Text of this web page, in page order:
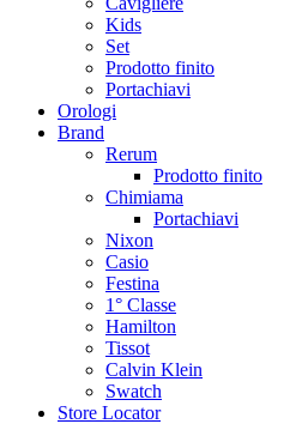
Kids
Set
Prodotto finito
Portachiavi
Orologi
Brand
Rerum
Prodotto finito
Chimiama
Portachiavi
Nixon
Casio
Festina
1° Classe
Hamilton
Tissot
Calvin Klein
Swatch
Store Locator